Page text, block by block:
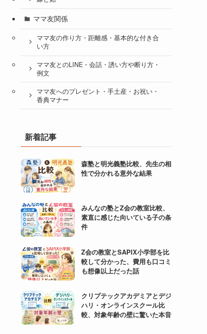
ママ友関係
ママ友の作り方・距離感・基本的な付き合
い方
ママ友とのLINE・会話・誘い方や断り方・
例文
ママ友へのプレゼント・手土産・お祝い・
香典マナー
新着記事
森塾と明光義塾比較、先生の相
性で分かれる意外な結果
みんなの塾とZ会の教室比較、
素直に感じた向いている子の条
件
Z会の教室とSAPIX小学部を比
較して分かった、費用も口コミ
も想像以上だった話
クリプテックアカデミアとデジ
ハリ・オンラインスクール比
較、対象年齢の壁に驚いた本音